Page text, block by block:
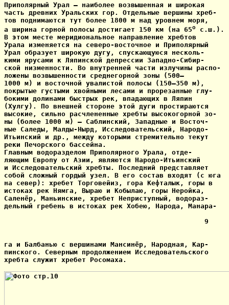
Приполярный Урал — наиболее возвышенная и широкая
часть древних Уральских гор. Отдельные вершины хреб-
тов поднимаются тут более 1800 м над уровнем моря,
а ширина горной полосы достигает 150 км (на 65o
с.ш.).
В этом месте меридиональное направление хребтов
Урала изменяется на северо-восточное и Приполярный
Урал образует широкую дугу, спускающуюся несколь-
кими ярусами к Ляпинской депрессии Западно-Сибир-
ской низменности. Во внутренней части излучины распо-
ложены возвышенности среднегорной зоны (500—
1000 м) и восточной увалистой полосы (150—350 м),
покрытые густыми хвойными лесами и прорезанные глу-
бокими долинами быстрых рек, впадающих в Ляпин
(Хулгу). По внешней стороне этой дуги простираются
высокие, сильно расчлененные хребты высокогорной зо-
ны (более 1000 м) — Саблинский, Западные и Восточ-
ные Саледы, Малды-Нырд, Исследовательский, Народо-
Итьинский и др., между которыми стремительно текут
реки Печорского бассейна.
Главным водоразделом Приполярного Урала, отде-
ляющим Европу от Азии, являются Народо-Итьинский
и Исследовательский хребты. Последний представляет
собой сложный гордый узел. В его состав входят (с юга
на север): хребет Торговейиз, гора Кефталык, горы в
истоках рек Нямга, Выраю и Кобылаю, горы Неройка,
Саленёр, Маньинские, хребет Неприступный, водораз-
дельный гребень в истоках рек Хобею, Народа, Манара-
                                                 9
га и Балбанью с вершинами Мансинёр, Народная, Кар-
пинского. Северным продолжением Исследовательского
хребта служит хребет Росомаха.